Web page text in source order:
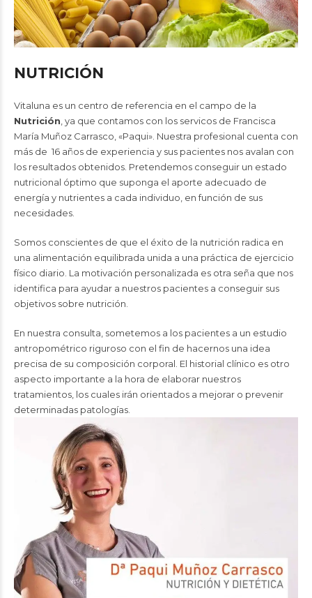
NUTRICIÓN
Vitaluna es un centro de referencia en el campo de la
Nutrición , ya que contamos con los servicos de Francisca
María Muñoz Carrasco, «Paqui». Nuestra profesional cuenta con
más de 16 años de experiencia y sus pacientes nos avalan con
los resultados obtenidos. Pretendemos conseguir un estado
nutricional óptimo que suponga el aporte adecuado de
energía y nutrientes a cada individuo, en función de sus
necesidades.
Somos conscientes de que el éxito de la nutrición radica en
una alimentación equilibrada unida a una práctica de ejercicio
físico diario. La motivación personalizada es otra seña que nos
identifica para ayudar a nuestros pacientes a conseguir sus
objetivos sobre nutrición.
En nuestra consulta, sometemos a los pacientes a un estudio
antropométrico riguroso con el fin de hacernos una idea
precisa de su composición corporal. El historial clínico es otro
aspecto importante a la hora de elaborar nuestros
tratamientos, los cuales irán orientados a mejorar o prevenir
determinadas patologías.